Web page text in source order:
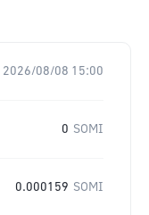
2026/08/08 15:00
0 SOMI
0.000159 SOMI